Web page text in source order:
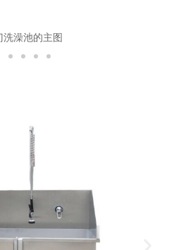
开门洗澡池 细节图